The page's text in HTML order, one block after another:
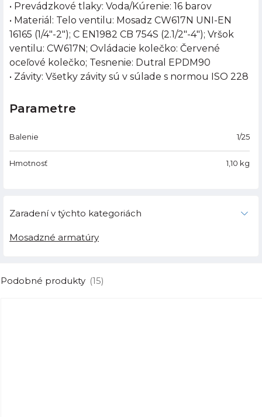
• Prevádzkové tlaky: Voda/Kúrenie: 16 barov
• Materiál: Telo ventilu: Mosadz CW617N UNI-EN
16165 (1/4"-2"); C EN1982 CB 754S (2.1/2"-4"); Vršok
ventilu: CW617N; Ovládacie kolečko: Červené
oceľové kolečko; Tesnenie: Dutral EPDM90
• Závity: Všetky závity sú v súlade s normou ISO 228
Parametre
Balenie 1/25
Hmotnosť 1,10 kg
Zaradení v týchto kategoriách
Mosadzné armatúry
Podobné produkty (15)